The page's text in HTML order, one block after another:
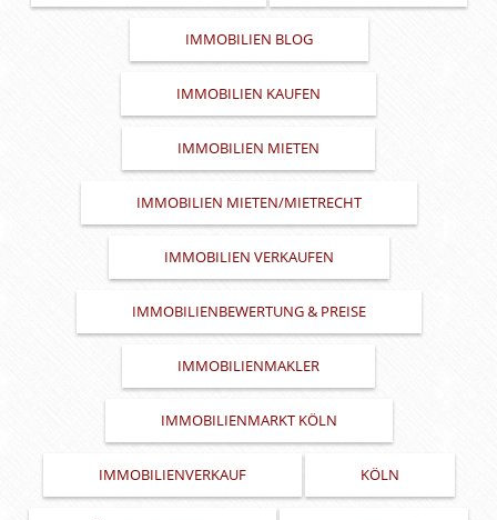
IMMOBILIEN BLOG
IMMOBILIEN KAUFEN
IMMOBILIEN MIETEN
IMMOBILIEN MIETEN/MIETRECHT
IMMOBILIEN VERKAUFEN
IMMOBILIENBEWERTUNG & PREISE
IMMOBILIENMAKLER
IMMOBILIENMARKT KÖLN
IMMOBILIENVERKAUF KÖLN